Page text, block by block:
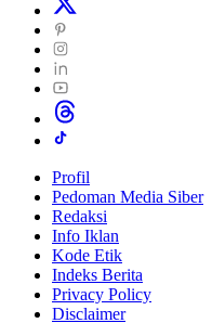
Profil
Pedoman Media Siber
Redaksi
Info Iklan
Kode Etik
Indeks Berita
Privacy Policy
Disclaimer